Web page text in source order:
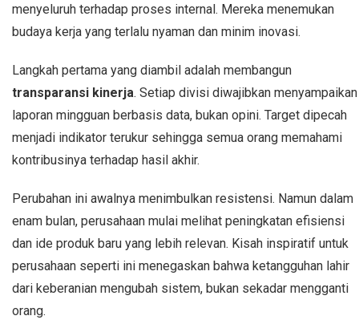
menyeluruh terhadap proses internal. Mereka menemukan
budaya kerja yang terlalu nyaman dan minim inovasi.
Langkah pertama yang diambil adalah membangun
transparansi kinerja. Setiap divisi diwajibkan menyampaikan
laporan mingguan berbasis data, bukan opini. Target dipecah
menjadi indikator terukur sehingga semua orang memahami
kontribusinya terhadap hasil akhir.
Perubahan ini awalnya menimbulkan resistensi. Namun dalam
enam bulan, perusahaan mulai melihat peningkatan efisiensi
dan ide produk baru yang lebih relevan. Kisah inspiratif untuk
perusahaan seperti ini menegaskan bahwa ketangguhan lahir
dari keberanian mengubah sistem, bukan sekadar mengganti
orang.